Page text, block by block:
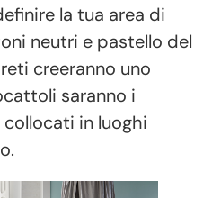
la tua area di
neutri e pastello del
creeranno uno
saranno i
in luoghi